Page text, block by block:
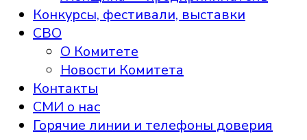
Конкурсы, фестивали, выставки
СВО
О Комитете
Новости Комитета
Контакты
СМИ о нас
Горячие линии и телефоны доверия